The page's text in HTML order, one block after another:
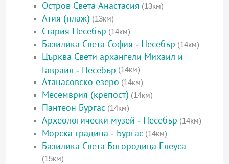
Остров Света Анастасия (13км)
Атия (плаж) (13км)
Стария Несебър (14км)
Базилика Света София - Несебър (14км)
Църква Свети архангели Михаил и
Гавраил - Несебър (14км)
Атанасовско езеро (14км)
Месемврия (крепост) (14км)
Пантеон Бургас (14км)
Археологически музей - Несебър (14км)
Морска градина - Бургас (14км)
Базилика Света Богородица Елеуса
(15км)